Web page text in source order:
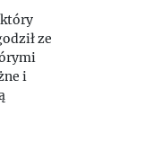
ze
i